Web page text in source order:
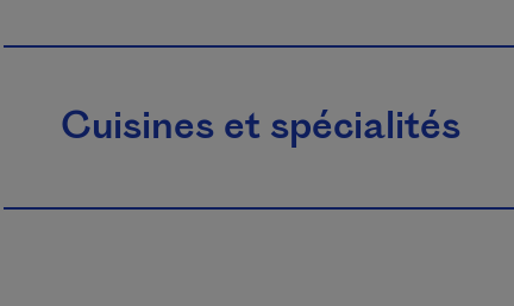
Cuisines et spécialités